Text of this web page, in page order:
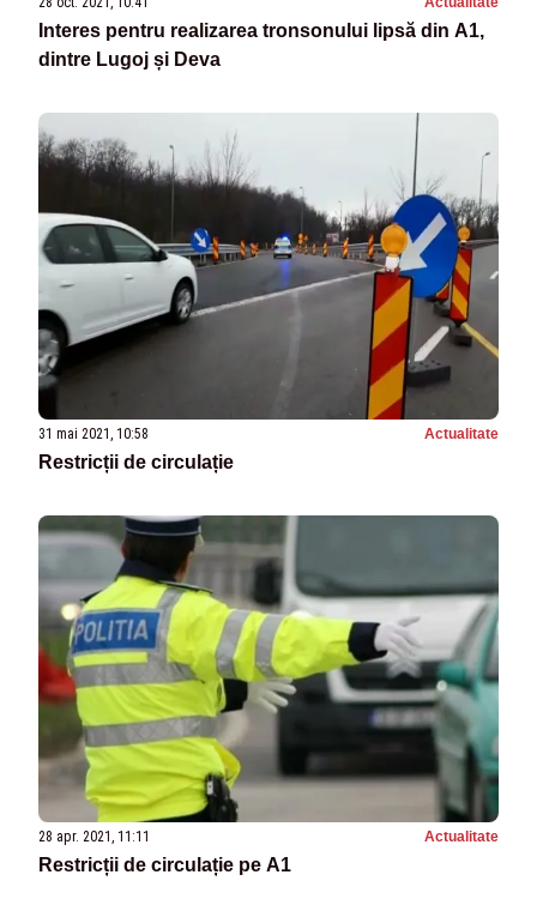
Interes pentru realizarea tronsonului lipsă din A1,
dintre Lugoj și Deva
31 mai 2021, 10:58 Actualitate
Restricții de circulație
28 apr. 2021, 11:11 Actualitate
Restricții de circulație pe A1